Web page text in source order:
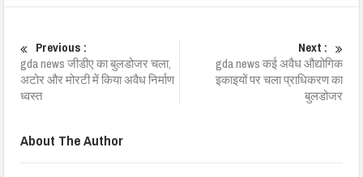
Previous :
gda news जीडीए का बुलडोजर चला,
अटोर और मोरटी में किया अवैध निर्माण
ध्वस्त
Next :
gda news कई अवैध औद्योगिक
इकाइयों पर चला प्राधिकरण का
बुलडोजर
About The Author